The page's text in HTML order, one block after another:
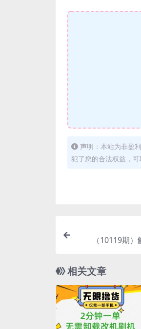
声明：本站为非盈
犯了您的合法权益，可
（10119期
相关文章